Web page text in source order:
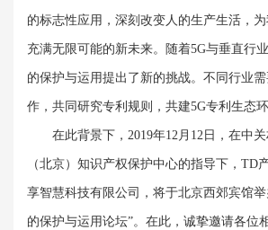
的标志性应用，深刻改变人的生产生活，
充满无限可能的新未来。随着5G与垂直行
的保护与运用提出了新的挑战。不同行业
作，共同研究专利规则，共建5G专利生态环
在此背景下，2019年12月12日，在中关
（北京）知识产权保护中心的指导下，TD
享智慧科技有限公司，将于北京西郊宾馆举
的保护与运用论坛”。在此，诚挚邀请各位